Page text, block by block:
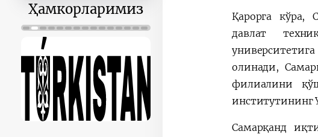
Ҳамкорларимиз
Қарорга кўра,
давлат
олинади,
филиалини
институтининг
Самарқанд